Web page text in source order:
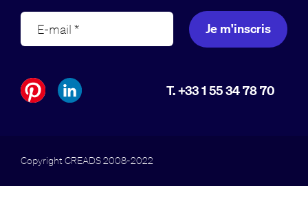
Je m'inscris
T. +33 1 55 34 78 70
Copyright CREADS 2008-2022